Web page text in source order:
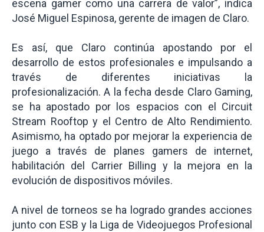
escena gamer como una carrera de valor”, indica
José Miguel Espinosa, gerente de imagen de Claro.
Es así, que Claro continúa apostando por el
desarrollo de estos profesionales e impulsando a
través de diferentes iniciativas la
profesionalización. A la fecha desde Claro Gaming,
se ha apostado por los espacios con el Circuit
Stream Rooftop y el Centro de Alto Rendimiento.
Asimismo, ha optado por mejorar la experiencia de
juego a través de planes gamers de internet,
habilitación del Carrier Billing y la mejora en la
evolución de dispositivos móviles.
A nivel de torneos se ha logrado grandes acciones
junto con ESB y la Liga de Videojuegos Profesional